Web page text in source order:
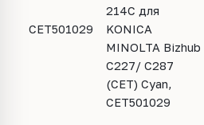
CET501029
214C для
KONICA
MINOLTA Bizhub
C227/ C287
(CET) Cyan,
CET501029